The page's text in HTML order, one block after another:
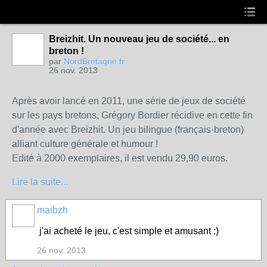
Breizhit. Un nouveau jeu de société... en
breton !
par NordBretagne.fr
26 nov. 2013
Après avoir lancé en 2011, une série de jeux de société
sur les pays bretons, Grégory Bordier récidive en cette fin
d'année avec Breizhit. Un jeu bilingue (français-breton)
alliant culture générale et humour !
Edité à 2000 exemplaires, il est vendu 29,90 euros.
Lire la suite...
maibzh
j'ai acheté le jeu, c'est simple et amusant :)
26 nov. 2013